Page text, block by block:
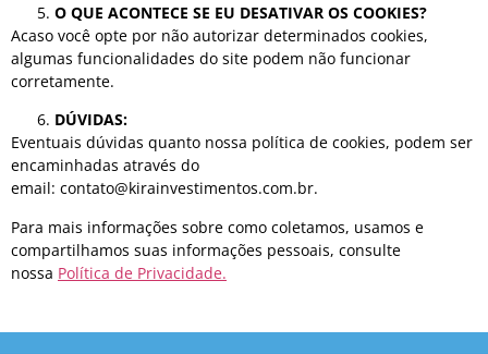
O QUE ACONTECE SE EU DESATIVAR OS COOKIES?
Acaso você opte por não autorizar determinados cookies,
algumas funcionalidades do site podem não funcionar
corretamente.
DÚVIDAS:
Eventuais dúvidas quanto nossa política de cookies, podem ser
encaminhadas através do
email: contato@kirainvestimentos.com.br.
Para mais informações sobre como coletamos, usamos e
compartilhamos suas informações pessoais, consulte
nossa Política de Privacidade.